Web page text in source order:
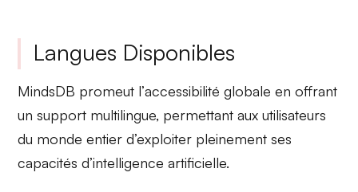
Langues Disponibles
MindsDB promeut l’accessibilité globale en offrant
un support multilingue, permettant aux utilisateurs
du monde entier d’exploiter pleinement ses
capacités d’intelligence artificielle.